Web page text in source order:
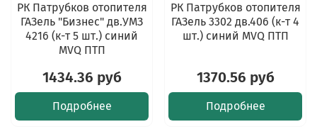
РК Патрубков отопителя
ГАЗель "Бизнес" дв.УМЗ
4216 (к-т 5 шт.) синий
MVQ ПТП
1434.36 руб
Подробнее
РК Патрубков отопителя
ГАЗель 3302 дв.406 (к-т 4
шт.) синий MVQ ПТП
1370.56 руб
Подробнее